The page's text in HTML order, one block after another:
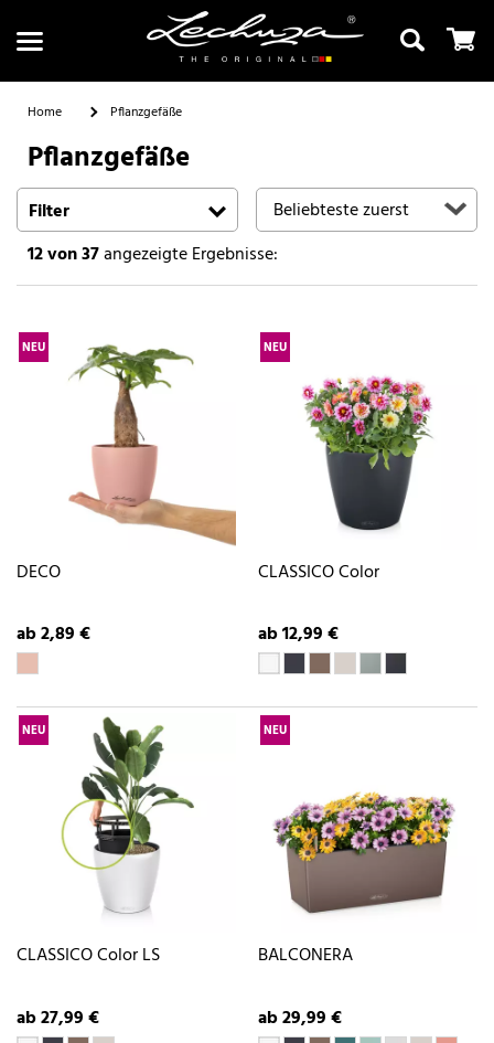
Suchen
Home Pflanzgefäße
Pflanzgefäße
Filter
12von 37angezeigte Ergebnisse:
NEU
DECO
ab 2,89 €
NEU
CLASSICO Color
ab 12,99 €
NEU
CLASSICO Color LS
ab 27,99 €
NEU
BALCONERA
ab 29,99 €